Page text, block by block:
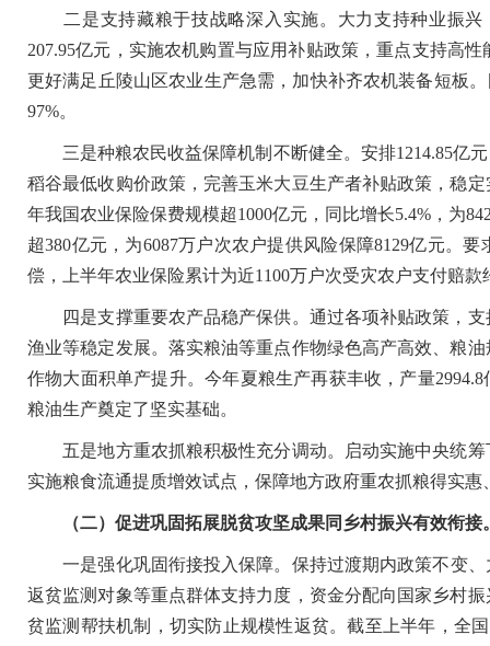
二是支持藏粮于技战略深入实施。大力支持种业振兴
207.95亿元，实施农机购置与应用补贴政策，重点支持高
更好满足丘陵山区农业生产急需，加快补齐农机装备短板
97%。
三是种粮农民收益保障机制不断健全。安排1214.85亿
稻谷最低收购价政策，完善玉米大豆生产者补贴政策，稳
年我国农业保险保费规模超1000亿元，同比增长5.4%，为
超380亿元，为6087万户次农户提供风险保障8129亿元。
偿，上半年农业保险累计为近1100万户次受灾农户支付赔款
四是支撑重要农产品稳产保供。通过各项补贴政策，支
渔业等稳定发展。落实粮油等重点作物绿色高产高效、粮
作物大面积单产提升。今年夏粮生产再获丰收，产量
粮油生产奠定了坚实基础。
五是地方重农抓粮积极性充分调动。启动实施中央统筹
实施粮食流通提质增效试点，保障地方政府重农抓粮得实惠
（二）促进巩固拓展脱贫攻坚成果同乡村振兴有效衔接
一是强化巩固衔接投入保障。保持过渡期内政策不变、
返贫监测对象等重点群体支持力度，资金分配向国家乡村
贫监测帮扶机制，切实防止规模性返贫。截至上半年，全